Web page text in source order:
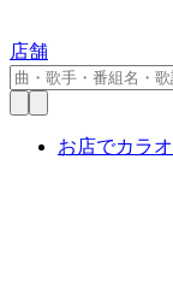
店舗
お店でカラ